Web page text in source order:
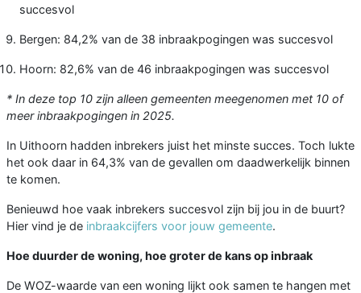
succesvol
Bergen: 84,2% van de 38 inbraakpogingen was succesvol
Hoorn: 82,6% van de 46 inbraakpogingen was succesvol
* In deze top 10 zijn alleen gemeenten meegenomen met 10 of
meer inbraakpogingen in 2025.
In Uithoorn hadden inbrekers juist het minste succes. Toch lukte
het ook daar in 64,3% van de gevallen om daadwerkelijk binnen
te komen.
Benieuwd hoe vaak inbrekers succesvol zijn bij jou in de buurt?
Hier vind je de inbraakcijfers voor jouw gemeente.
Hoe duurder de woning, hoe groter de kans op inbraak
De WOZ-waarde van een woning lijkt ook samen te hangen met